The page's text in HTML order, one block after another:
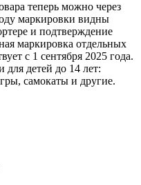
теперь можно через
маркировки видны
и подтверждение
маркировка отдельных
с 1 сентября 2025 года.
детей до 14 лет:
самокаты и другие.